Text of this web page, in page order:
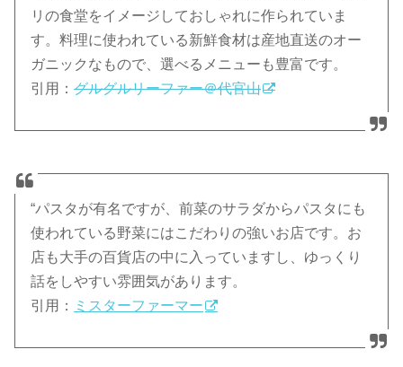
リの食堂をイメージしておしゃれに作られていま
す。料理に使われている新鮮食材は産地直送のオー
ガニックなもので、選べるメニューも豊富です。
引用：グルグルリーファー＠代官山
“パスタが有名ですが、前菜のサラダからパスタにも
使われている野菜にはこだわりの強いお店です。お
店も大手の百貨店の中に入っていますし、ゆっくり
話をしやすい雰囲気があります。
引用：
ミスターファーマー